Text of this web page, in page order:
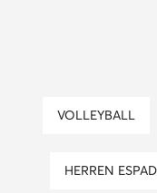
VOLLEYBALL
HERREN